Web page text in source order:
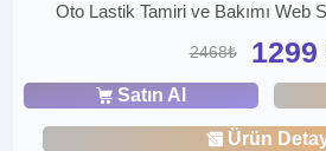
Oto Lastik Tamiri ve Bakımı Web
2468₺ 1299
Satın Al
Ürün